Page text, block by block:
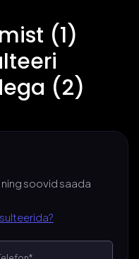
(1)
(2)
soovid saada